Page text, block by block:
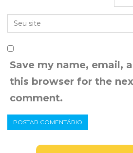
Save my name, email,
this browser for the
comment.